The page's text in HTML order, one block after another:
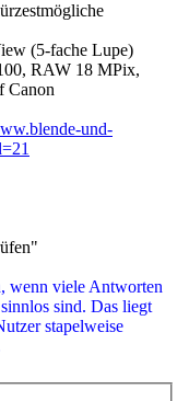
(5-fache Lupe)
RAW 18 MPix,
Canon
und-
wenn viele Antworten
sind. Das liegt
stapelweise